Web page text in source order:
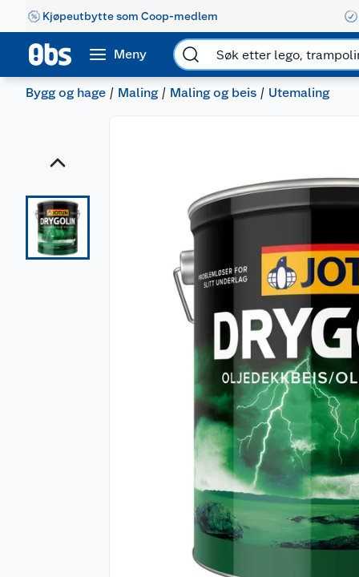
Kjøpeutbytte som Coop-medlem
Meny
Bygg og hage Maling Maling og beis Utemaling